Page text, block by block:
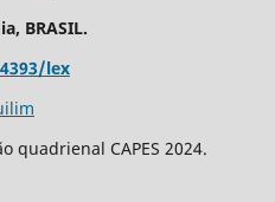
BRASIL.
lex
quadrienal CAPES 2024.